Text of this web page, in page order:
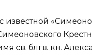
известной
св. блгв. кн.